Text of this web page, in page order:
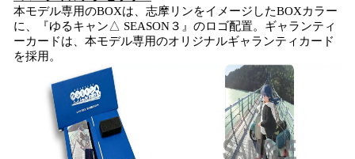
本モデル専用のBOXは、志摩リンをイメージしたBOXカラー
に、『ゆるキャン△ SEASON３』のロゴ配置。ギャランティ
ーカードは、本モデル専用のオリジナルギャランティカード
を採用。